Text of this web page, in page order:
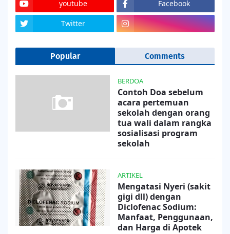
youtube Facebook
Twitter
Popular Comments
BERDOA
Contoh Doa sebelum
acara pertemuan
sekolah dengan orang
tua wali dalam rangka
sosialisasi program
sekolah
ARTIKEL
Mengatasi Nyeri (sakit
gigi dll) dengan
Diclofenac Sodium:
Manfaat, Penggunaan,
dan Harga di Apotek